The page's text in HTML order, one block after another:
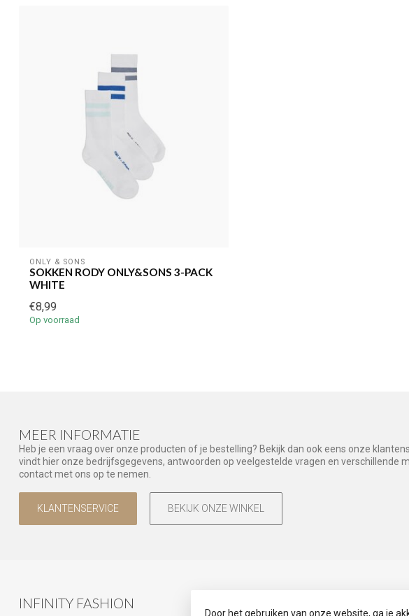
ONLY & SONS
SOKKEN RODY ONLY&SONS 3-PACK
WHITE
€8,99
Op voorraad
MEER INFORMATIE
Heb je een vraag over onze producten of je bestelling? Bekijk dan ook eens onze
vindt hier onze bedrijfsgegevens, antwoorden op veelgestelde vragen en verschillende
contact met ons op te nemen.
KLANTENSERVICE BEKIJK ONZE WINKEL
INFINITY FASHION
Door het gebruiken van onze website, ga je